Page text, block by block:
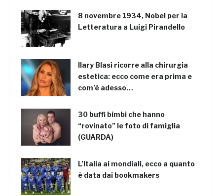
8 novembre 1934, Nobel per la
Letteratura a Luigi Pirandello
Ilary Blasi ricorre alla chirurgia
estetica: ecco come era prima e
com’è adesso…
30 buffi bimbi che hanno
“rovinato” le foto di famiglia
(GUARDA)
L’Italia ai mondiali, ecco a quanto
è data dai bookmakers